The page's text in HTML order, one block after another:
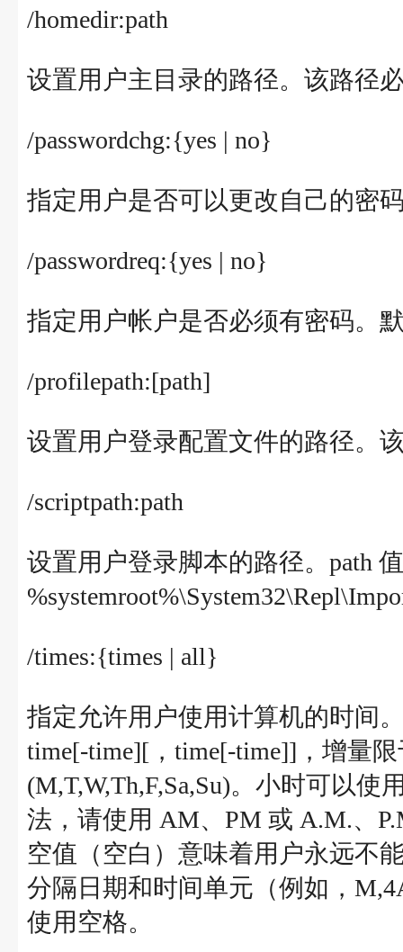
/homedir:path
设置用户主目录的路径。该路径
/passwordchg:{yes | no}
指定用户是否可以更改自己的密
/passwordreq:{yes | no}
指定用户帐户是否必须有密码。
/profilepath:[path]
设置用户登录配置文件的路径。
/scriptpath:path
设置用户登录脚本的路径。path
/times:{times | all}
指定允许用户使用计算机的时间
time[-time][，time[-time]]，增量
(M,T,W,Th,F,Sa,Su)。小时可以使
法，请使用 AM、PM 或 A.M.、
空值（空白）意味着用户永远不
分隔日期和时间单元（例如，
使用空格。